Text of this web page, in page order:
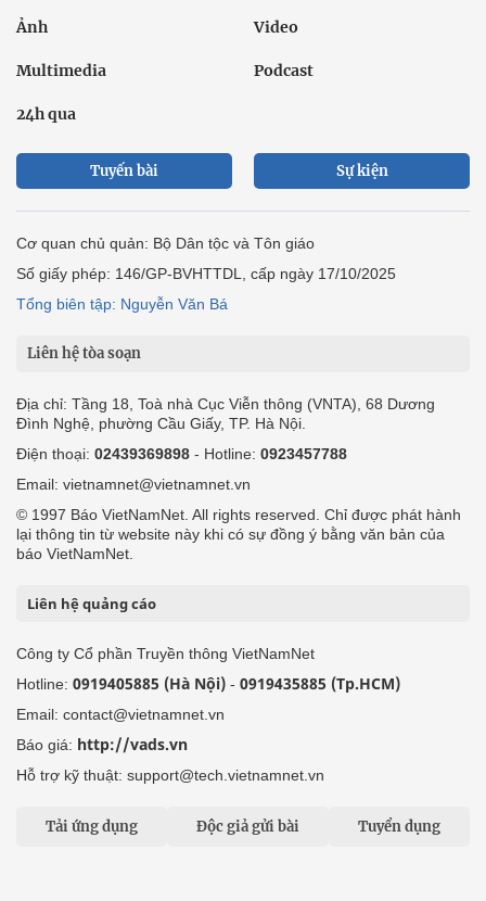
Ảnh Video
Multimedia Podcast
24h qua
Tuyến bài Sự kiện
Cơ quan chủ quản: Bộ Dân tộc và Tôn giáo
Số giấy phép: 146/GP-BVHTTDL, cấp ngày 17/10/2025
Tổng biên tập: Nguyễn Văn Bá
Liên hệ tòa soạn
Địa chỉ: Tầng 18, Toà nhà Cục Viễn thông (VNTA), 68 Dương
Đình Nghệ, phường Cầu Giấy, TP. Hà Nội.
Điện thoại: 02439369898 - Hotline: 0923457788
Email: vietnamnet@vietnamnet.vn
© 1997 Báo VietNamNet. All rights reserved. Chỉ được phát hành
lại thông tin từ website này khi có sự đồng ý bằng văn bản của
báo VietNamNet.
Liên hệ quảng cáo
Công ty Cổ phần Truyền thông VietNamNet
Hotline: 0919405885 (Hà Nội) - 0919435885 (Tp.HCM)
Email: contact@vietnamnet.vn
Báo giá: http://vads.vn
Hỗ trợ kỹ thuật: support@tech.vietnamnet.vn
Tải ứng dụng Độc giả gửi bài Tuyển dụng